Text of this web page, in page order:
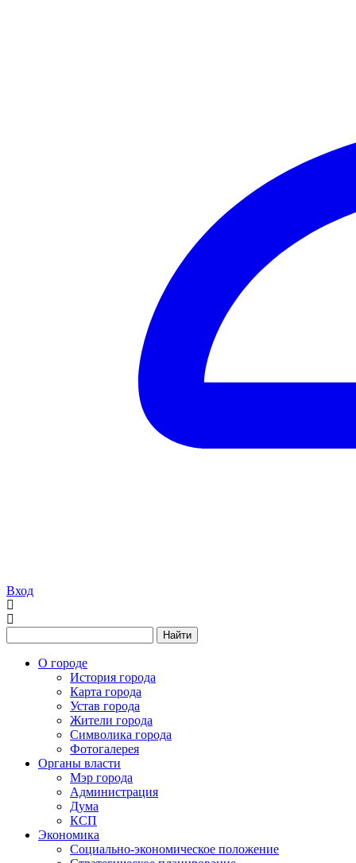
Вход
Найти
О городе
История города
Карта города
Устав города
Жители города
Символика города
Фотогалерея
Органы власти
Мэр города
Администрация
Дума
КСП
Экономика
Социально-экономическое положение